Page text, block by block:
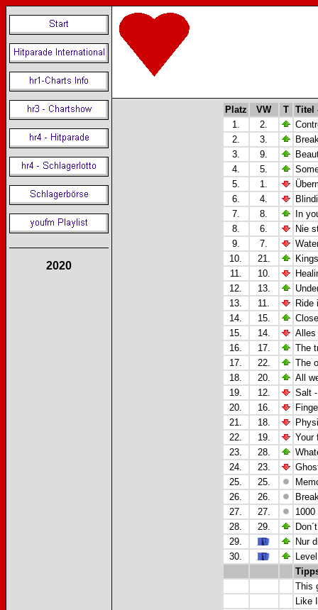
2020
Platz VW T
Titel
1.
2.
2.
3.
3.
9.
4.
5.
5.
1.
6.
4.
7.
8.
In
8.
6.
Nie
9.
7.
10.
21.
11.
10.
12.
13.
13.
11.
Ride
14.
15.
15.
14.
Alles
16.
17.
The
17.
22.
The
18.
20.
All
19.
12.
Salt
20.
16.
21.
18.
22.
19.
Your
23.
28.
24.
23.
25.
25.
26.
26.
27.
27.
1000
28.
29.
29.
Nur
30.
This
Like